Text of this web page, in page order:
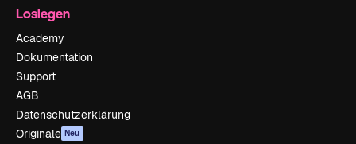
Loslegen
Academy
Dokumentation
Support
AGB
Datenschutzerklärung
Originale Neu